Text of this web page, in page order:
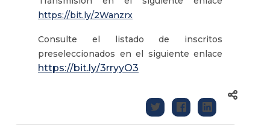
https://bit.ly/2Wanzrx
Consulte el listado de inscritos
preseleccionados en el siguiente enlace
https://bit.ly/3rryyO3